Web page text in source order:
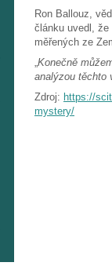
Ron Ballouz,
článku uvedl,
měřených ze
„Konečně
analýzou těchto
Zdroj: https://
mystery/